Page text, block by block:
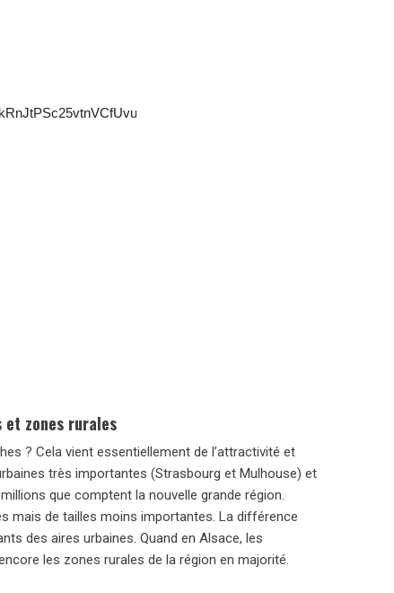
et zones rurales
? Cela vient essentiellement de l’attractivité et
très importantes (Strasbourg et Mulhouse) et
que comptent la nouvelle grande région.
mais de tailles moins importantes. La différence
des aires urbaines. Quand en Alsace, les
les zones rurales de la région en majorité.